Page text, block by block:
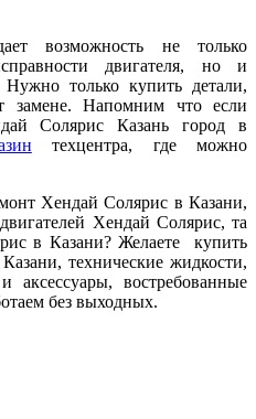
возможность не только
двигателя, но и
только купить детали,
замене. Напомним что если
Солярис Казань город в
техцентра, где можно
Хендай Солярис в Казани,
Хендай Солярис, та
в Казани? Желаете купить
технические жидкости,
аксессуары, востребованные
без выходных.